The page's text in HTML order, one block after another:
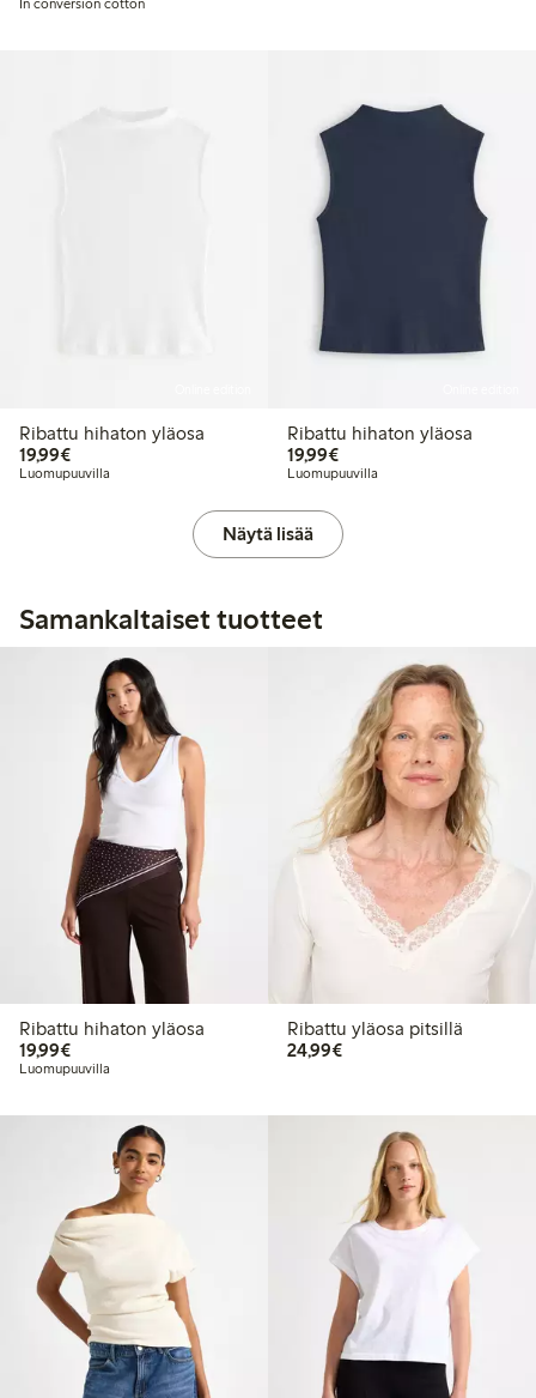
In conversion cotton
Ribattu hihaton yläosa
19,99€19,99 €
Luomupuuvilla
Ribattu hihaton yläosa
19,99€19,99 €
Luomupuuvilla
Näytä lisää
Samankaltaiset tuotteet
Ribattu hihaton yläosa
19,99€19,99 €
Luomupuuvilla
Ribattu yläosa pitsillä
24,99€24,99 €